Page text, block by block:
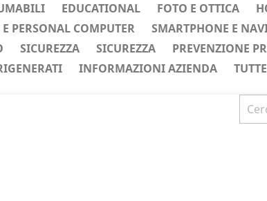
EDUCATIONAL FOTO E OTTICA
E PERSONAL COMPUTER SMARTPHONE E
SICUREZZA SICUREZZA
PREVENZIONE
INFORMAZIONI AZIENDA